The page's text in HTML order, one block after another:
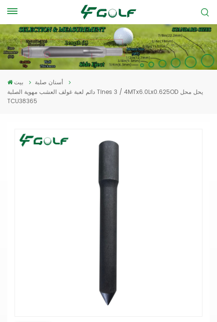
بيت
أسنان صلبة
دائم لعبة غولف العشب مهوية الصلبة Tines 3 / 4MTx6.0Lx0.625OD يحل محل
TCU38365